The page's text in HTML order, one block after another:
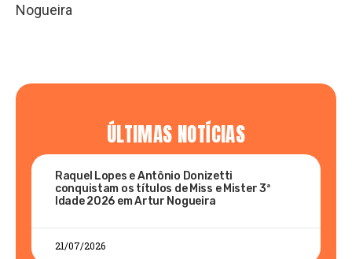
Nogueira
ÚLTIMAS NOTÍCIAS
Raquel Lopes e Antônio Donizetti
conquistam os títulos de Miss e Mister 3ª
Idade 2026 em Artur Nogueira
21/07/2026